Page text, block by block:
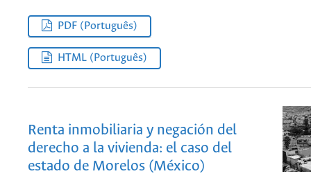
PDF (Português)
HTML (Português)
Renta inmobiliaria y negación del
derecho a la vivienda: el caso del
estado de Morelos (México)